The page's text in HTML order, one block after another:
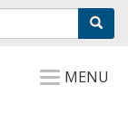
MENU